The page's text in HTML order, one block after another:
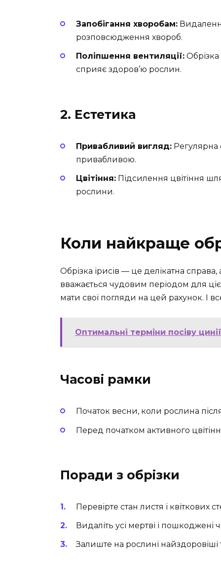
Запобігання хворобам:
розповсюдження хвороб.
Поліпшення вентиляції:
сприяє здоров’ю рослин.
2. Естетика
Привабливий вигляд: Регулярна
привабливою.
Цвітіння: Підсилення цвітіння
рослини.
Коли найкраще
Обрізка ірисів — це делікатна
вважається чудовим періодом для
мати свої погляди на цей рахунок. І
Оптимальні терміни посіву
Часові рамки
Початок весни, коли рослина
Перед початком активного
Поради з обрізки
Перевірте стан листя і квіткових
Видаліть усі мертві і пошкоджені
Залиште на рослині найздоровіші